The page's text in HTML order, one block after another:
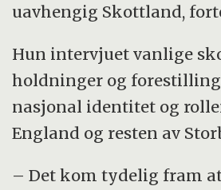
uavhengig Skottland,
Hun intervjuet vanlige
holdninger og
nasjonal identitet og
England og resten av
– Det kom tydelig fram